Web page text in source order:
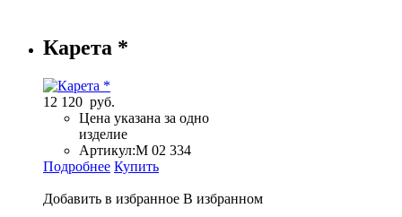
Карета *
12 120 руб.
Цена указана за одно
изделие
Артикул:М 02 334
Подробнее Купить
Добавить в избранное В избранном